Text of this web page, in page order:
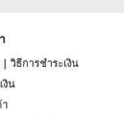
| วิธีการชำระเงิน
งิน